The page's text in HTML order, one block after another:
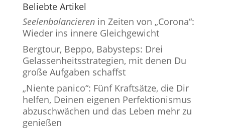
Beliebte Artikel
Seelenbalancierenin Zeiten von „Corona“:
Wieder ins innere Gleichgewicht
Bergtour, Beppo, Babysteps: Drei
Gelassenheitsstrategien, mit denen Du
große Aufgaben schaffst
„Niente panico“: Fünf Kraftsätze, die Dir
helfen, Deinen eigenen Perfektionismus
abzuschwächen und das Leben mehr zu
genießen